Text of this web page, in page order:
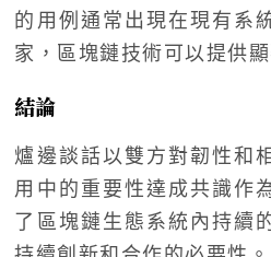
的用例通常出現在現有系
家，區塊鏈技術可以提供顯
結論
爐邊談話以雙方對韌性和
用中的重要性達成共識作
了區塊鏈生態系統內持續